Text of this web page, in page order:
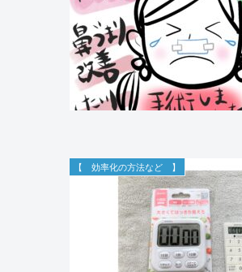
【 効率化の方法など 】